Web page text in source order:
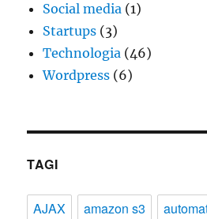
Social media (1)
Startups (3)
Technologia (46)
Wordpress (6)
TAGI
AJAX amazon s3